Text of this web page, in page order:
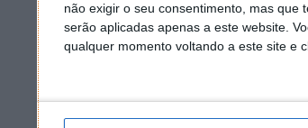
não exigir o seu consentimento, mas que
serão aplicadas apenas a este website.
qualquer momento voltando a este site e